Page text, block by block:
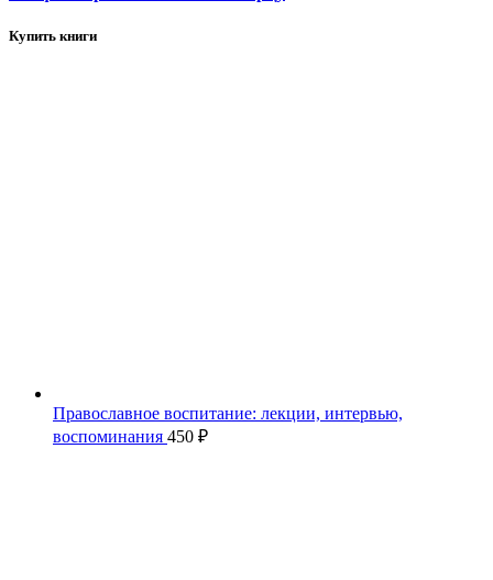
Купить книги
Православное воспитание: лекции, интервью,
воспоминания 450 ₽